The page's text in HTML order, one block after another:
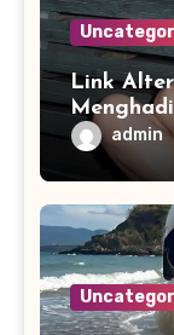
Link
Stabil di
admin